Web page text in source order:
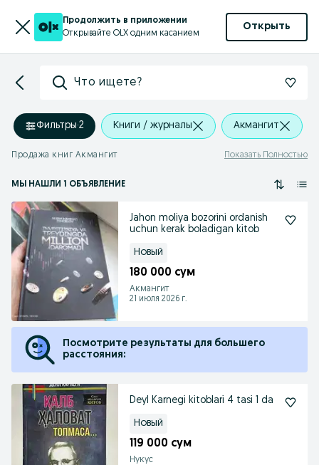
Продолжить в приложении
Открывайте OLX одним касанием
Открыть
Что ищете?
Фильтры·2 Книги / журналы Акмангит
Продажа книг Акмангит Показать Полностью
МЫ НАШЛИ 1 ОБЪЯВЛЕНИЕ
Jahon moliya bozorini ordanish
uchun kerak boladigan kitob
Новый
180 000 сум
Акмангит
21 июля 2026 г.
Посмотрите результаты для большего
расстояния:
Deyl Karnegi kitoblari 4 tasi 1 da
Новый
119 000 сум
Нукус